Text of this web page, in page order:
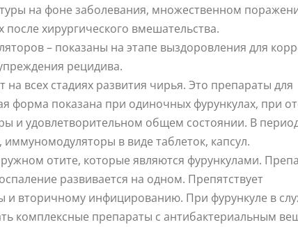
на фоне заболевания, множественном
хирургического вмешательства.
– показаны на этапе выздоровления для
рецидива.
всех стадиях развития чирья. Это препараты для
форма показана при одиночных фурункулах, при
и удовлетворительном общем состоянии. В
в виде таблеток, капсул.
отите, которые являются фурункулами.
развивается на одном. Препятствует
и вторичному инфицированию. При фурункуле в
комплексные препараты с антибактериальным